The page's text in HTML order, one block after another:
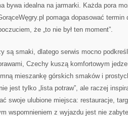
bywa idealna na jarmarki. Każda pora
pomaga dopasować termin
że „to nie był ten moment”.
są smaki, dlatego serwis mocno
Czechy kuszą komfortowym
mieszankę górskich smaków i
jest tylko „lista potraw”, ale raczej
swoje ulubione miejsca: restauracje,
wspomnieniem z wyjazdu jest nie